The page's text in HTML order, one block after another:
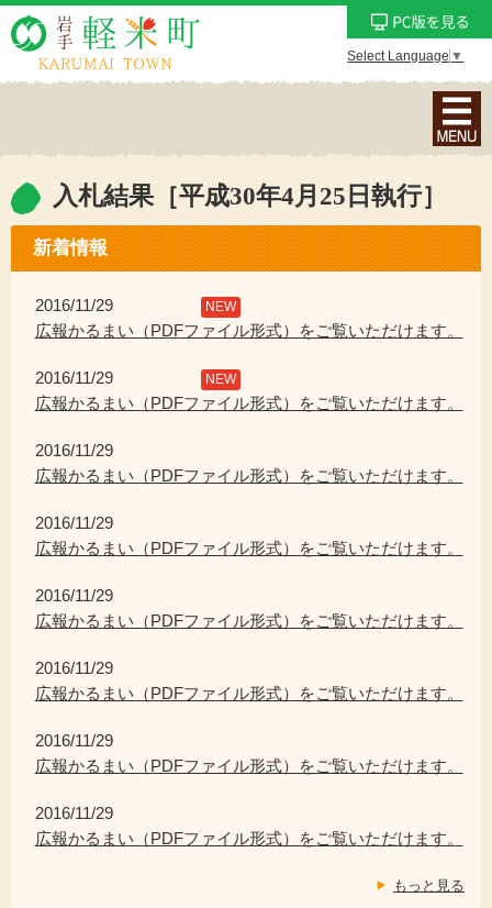
Select Language ▼
ナ
ビ
ョ
ン
ニ
を
入札結果［平成30年4月25日執行］
新着情報
2016/11/29 NEW
広報かるまい（PDFファイル形式）をご覧いただけます。
2016/11/29 NEW
広報かるまい（PDFファイル形式）をご覧いただけます。
2016/11/29
広報かるまい（PDFファイル形式）をご覧いただけます。
2016/11/29
広報かるまい（PDFファイル形式）をご覧いただけます。
2016/11/29
広報かるまい（PDFファイル形式）をご覧いただけます。
2016/11/29
広報かるまい（PDFファイル形式）をご覧いただけます。
2016/11/29
広報かるまい（PDFファイル形式）をご覧いただけます。
2016/11/29
広報かるまい（PDFファイル形式）をご覧いただけます。
もっと見る